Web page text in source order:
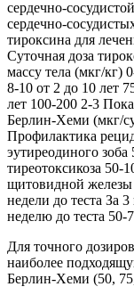
сердечно-
сердечно-
тироксина для
Суточная доза
массу тела (мкг/кг)
8-10 от 2 до 10 лет
лет 100-200 2-3
Берлин-Хеми (мкг/
Профилактика
эутиреодиного
тиреотоксикоза 50-
щитовидной железы
недели до теста За 3
неделю до теста 50-
Для точного
наиболее
Берлин-Хеми (50,